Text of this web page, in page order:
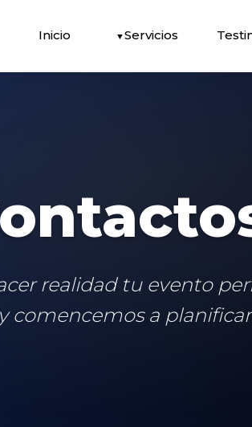
Inicio Servicios
realidad tu evento
comencemos a